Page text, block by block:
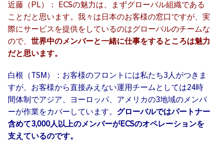
近藤（PL）： ECSの魅力は、まずグローバル組織である
ことだと思います。我々は日本のお客様の窓口ですが、実
際にサービスを提供をしているのはグローバルのチームな
ので、 世界中のメンバーと一緒に仕事をするところは魅力
だと思います。
白根（TSM）：お客様のフロントには私たち3人がつきま
すが、お客様から直接みえない運用チームとしては24時
間体制でアジア、ヨーロッパ、アメリカの3地域のメンバ
ーが作業をカバーしています。 グローバルではパートナー
含めて3,000人以上のメンバーがECSのオペレーションを
支えているのです。